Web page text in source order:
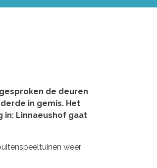
de deuren
in gemis. Het
in: Linnaeushof gaat
weer